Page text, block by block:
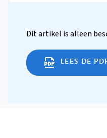
Dit artikel is alleen
LEES DE